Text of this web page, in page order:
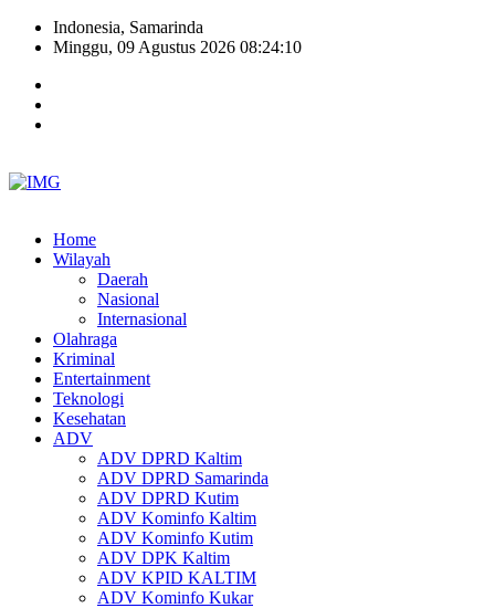
Indonesia, Samarinda
Minggu, 09 Agustus 2026 08:24:11
Home
Wilayah
Daerah
Nasional
Internasional
Olahraga
Kriminal
Entertainment
Teknologi
Kesehatan
ADV
ADV DPRD Kaltim
ADV DPRD Samarinda
ADV DPRD Kutim
ADV Kominfo Kaltim
ADV Kominfo Kutim
ADV DPK Kaltim
ADV KPID KALTIM
ADV Kominfo Kukar